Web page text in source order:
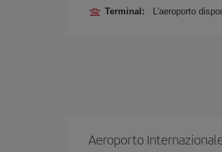
Terminal: L'aeroporto
Aeroporto